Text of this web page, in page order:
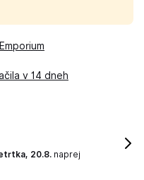
v 14 dneh
20.8. naprej